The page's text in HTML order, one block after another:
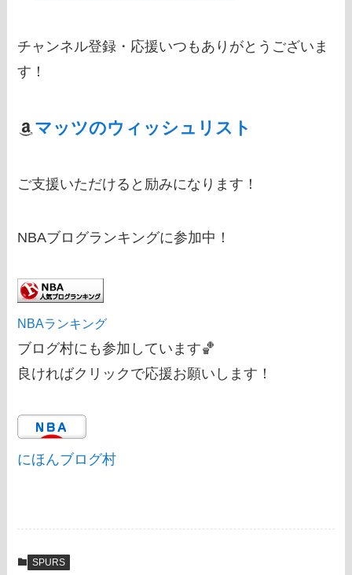
チャンネル登録・応援いつもありがとうございま
す！
マッツのウィッシュリスト
ご支援いただけると励みになります！
NBAブログランキングに参加中！
NBAランキング
ブログ村にも参加しています🏀
良ければクリックで応援お願いします！
にほんブログ村
SPURS